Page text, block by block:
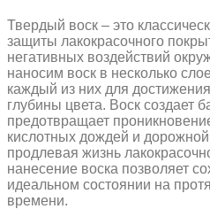
Твердый воск – это
защиты лакокрасочного
негативных воздействий
наносим воск в несколько
каждый из них для
глубины цвета. Воск создает
предотвращает
кислотных дождей и
продлевая жизнь
нанесение воска позволяет
идеальном состоянии на
времени.